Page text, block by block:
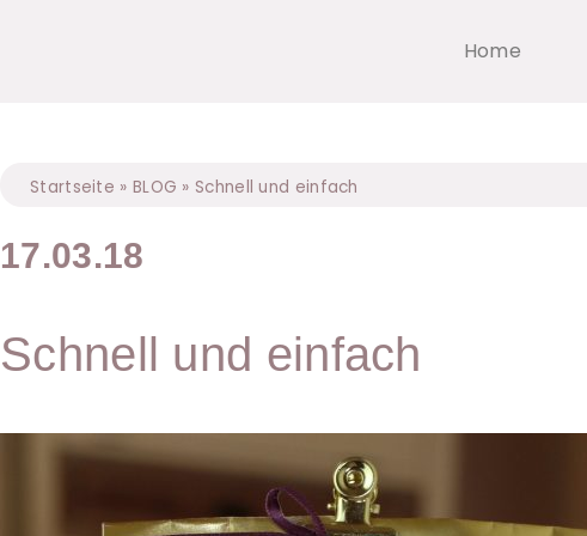
Home
Startseite » BLOG » Schnell und einfach
17.03.18
Schnell und einfach